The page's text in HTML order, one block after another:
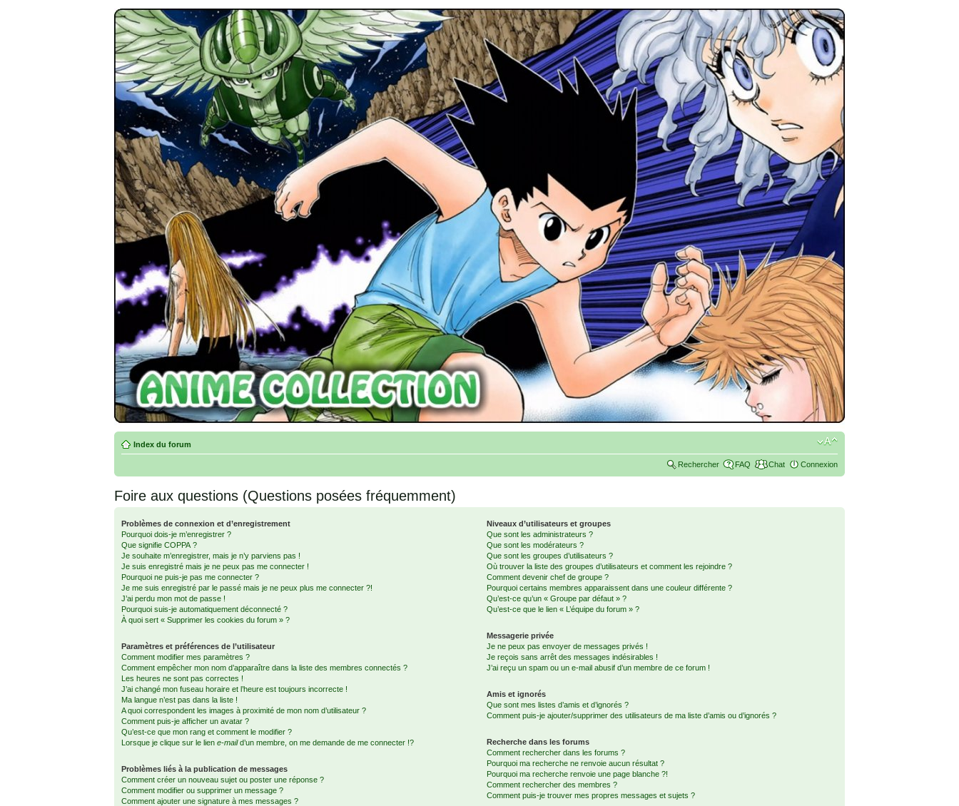
Index du forum
Rechercher FAQ Chat Connexion
Foire aux questions (Questions posées fréquemment)
Problèmes de connexion et d’enregistrement
Pourquoi dois-je m’enregistrer ?
Que signifie COPPA ?
Je souhaite m’enregistrer, mais je n’y parviens pas !
Je suis enregistré mais je ne peux pas me connecter !
Pourquoi ne puis-je pas me connecter ?
Je me suis enregistré par le passé mais je ne peux plus me connecter ?!
J’ai perdu mon mot de passe !
Pourquoi suis-je automatiquement déconnecté ?
À quoi sert « Supprimer les cookies du forum » ?
Paramètres et préférences de l’utilisateur
Comment modifier mes paramètres ?
Comment empêcher mon nom d’apparaître dans la liste des membres connectés ?
Les heures ne sont pas correctes !
J’ai changé mon fuseau horaire et l’heure est toujours incorrecte !
Ma langue n’est pas dans la liste !
A quoi correspondent les images à proximité de mon nom d’utilisateur ?
Comment puis-je afficher un avatar ?
Qu’est-ce que mon rang et comment le modifier ?
Lorsque je clique sur le lien e-maild’un membre, on me demande de me connecter !?
Problèmes liés à la publication de messages
Comment créer un nouveau sujet ou poster une réponse ?
Comment modifier ou supprimer un message ?
Comment ajouter une signature à mes messages ?
Niveaux d’utilisateurs et groupes
Que sont les administrateurs ?
Que sont les modérateurs ?
Que sont les groupes d’utilisateurs ?
Où trouver la liste des groupes d’utilisateurs et comment les rejoindre ?
Comment devenir chef de groupe ?
Pourquoi certains membres apparaissent dans une couleur différente ?
Qu’est-ce qu’un « Groupe par défaut » ?
Qu’est-ce que le lien « L’équipe du forum » ?
Messagerie privée
Je ne peux pas envoyer de messages privés !
Je reçois sans arrêt des messages indésirables !
J’ai reçu un spam ou un e-mail abusif d’un membre de ce forum !
Amis et ignorés
Que sont mes listes d’amis et d’ignorés ?
Comment puis-je ajouter/supprimer des utilisateurs de ma liste d’amis ou d’ignorés ?
Recherche dans les forums
Comment rechercher dans les forums ?
Pourquoi ma recherche ne renvoie aucun résultat ?
Pourquoi ma recherche renvoie une page blanche ?!
Comment rechercher des membres ?
Comment puis-je trouver mes propres messages et sujets ?